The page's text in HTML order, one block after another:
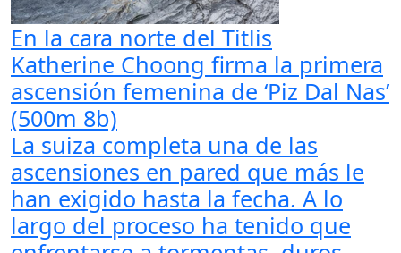
En la cara norte del Titlis
Katherine Choong firma la primera
ascensión femenina de ‘Piz Dal Nas’
(500m 8b)
La suiza completa una de las
ascensiones en pared que más le
han exigido hasta la fecha. A lo
largo del proceso ha tenido que